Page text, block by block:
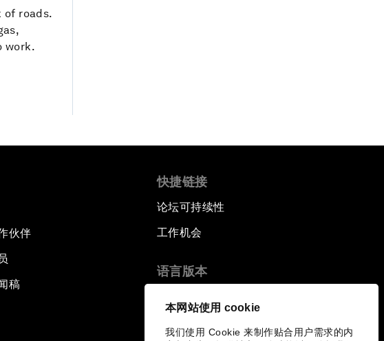
本网站使用 cookie
我们使用 Cookie 来制作贴合用户需求的内
of roads.
work.
伙伴
稿
快捷链接
论坛可持续性
工作机会
语言版本